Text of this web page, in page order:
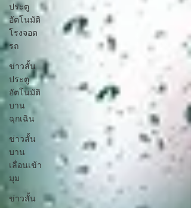
ประตู
อัตโนมัติ
โรงจอด
รถ
ข่าวสั้น
ประตู
อัตโนมัติ
บาน
ฉุกเฉิน
ข่าวสั้น
บาน
เลื่อนเข้า
มุม
ข่าวสั้น